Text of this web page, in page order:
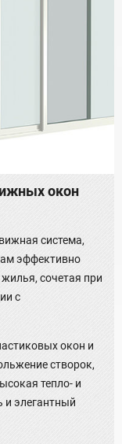
окон
система,
эффективно
сочетая при
с
окон и
створок,
тепло- и
и элегантный